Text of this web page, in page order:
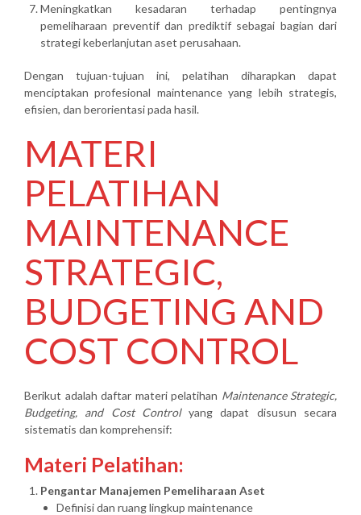
Meningkatkan kesadaran terhadap pentingnya
pemeliharaan preventif dan prediktif sebagai bagian dari
strategi keberlanjutan aset perusahaan.
Dengan tujuan-tujuan ini, pelatihan diharapkan dapat
menciptakan profesional maintenance yang lebih strategis,
efisien, dan berorientasi pada hasil.
MATERI
PELATIHAN
MAINTENANCE
STRATEGIC,
BUDGETING AND
COST CONTROL
Berikut adalah daftar materi pelatihan Maintenance Strategic,
Budgeting, and Cost Controlyang dapat disusun secara
sistematis dan komprehensif:
Materi Pelatihan:
Pengantar Manajemen Pemeliharaan Aset
Definisi dan ruang lingkup maintenance